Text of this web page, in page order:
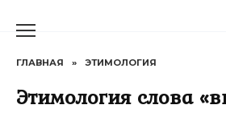
ГЛАВНАЯ » ЭТИМОЛОГИЯ
Этимология слова